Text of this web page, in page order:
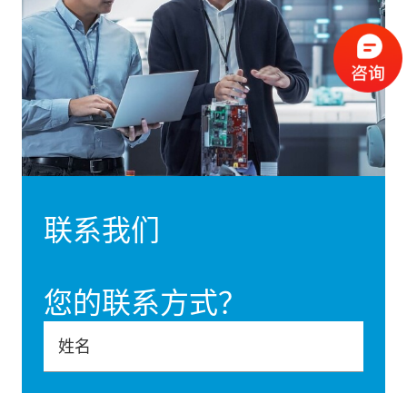
联系我们
您的联系方式？
姓名